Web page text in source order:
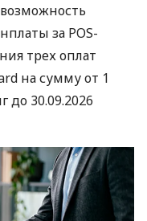
за POS-
трех оплат
на сумму от 1
до 30.09.2026